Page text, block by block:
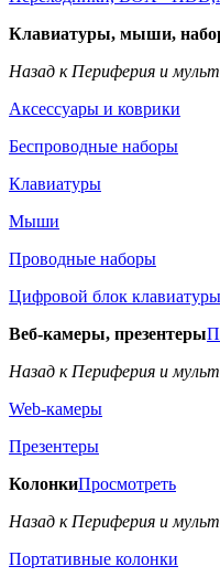
Клавиатуры, мыши,
Назад к Периферия и
Аксессуары и коврики
Беспроводные наборы
Клавиатуры
Мыши
Проводные наборы
Цифровой блок клавиатуры
Веб-камеры, презентеры
Назад к Периферия и
Web-камеры
Презентеры
КолонкиПросмотреть
Назад к Периферия и
Портативные колонки